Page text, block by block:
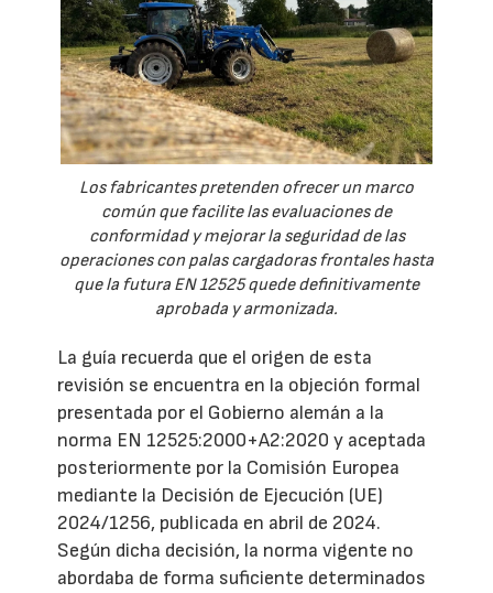
Los fabricantes pretenden ofrecer un marco
común que facilite las evaluaciones de
conformidad y mejorar la seguridad de las
operaciones con palas cargadoras frontales hasta
que la futura EN 12525 quede definitivamente
aprobada y armonizada.
La guía recuerda que el origen de esta
revisión se encuentra en la objeción formal
presentada por el Gobierno alemán a la
norma EN 12525:2000+A2:2020 y aceptada
posteriormente por la Comisión Europea
mediante la Decisión de Ejecución (UE)
2024/1256, publicada en abril de 2024.
Según dicha decisión, la norma vigente no
abordaba de forma suficiente determinados